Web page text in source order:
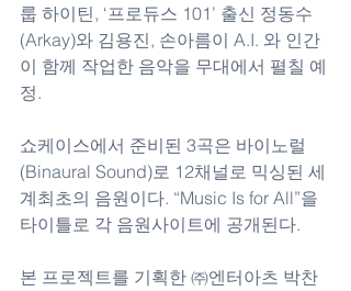
룹 하이틴, ‘프로듀스 101’ 출신 정동수
(Arkay)와 김용진, 손아름이 A.I. 와 인간
이 함께 작업한 음악을 무대에서 펼칠 예
정.
쇼케이스에서 준비된 3곡은 바이노럴
(Binaural Sound)로 12채널로 믹싱된 세
계최초의 음원이다. “Music Is for All”을
타이틀로 각 음원사이트에 공개된다.
본 프로젝트를 기획한 ㈜엔터아츠 박찬